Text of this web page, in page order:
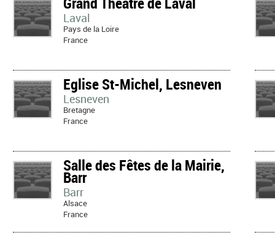
Laval
Pays de la Loire
France
Eglise St-Michel, Lesneven
Lesneven
Bretagne
France
Salle des Fêtes de la Mairie,
Barr
Barr
Alsace
France